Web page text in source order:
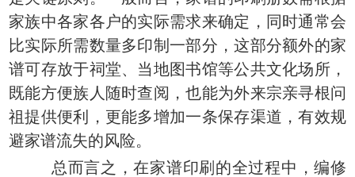
家族中各家各户的实际需求来确定，同时通常会
比实际所需数量多印制一部分，这部分额外的家
谱可存放于祠堂、当地图书馆等公共文化场所，
既能方便族人随时查阅，也能为外来宗亲寻根问
祖提供便利，更能多增加一条保存渠道，有效规
避家谱流失的风险。
总而言之，在家谱印刷的全过程中，编修